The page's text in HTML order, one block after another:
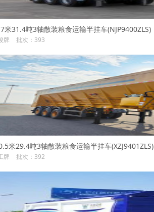
米31.4吨3轴散装粮食运输半挂车(NJP9400ZLS)
牌 批次：393
米29.4吨3轴散装粮食运输半挂车(XZJ9401ZLS)
牌 批次：392